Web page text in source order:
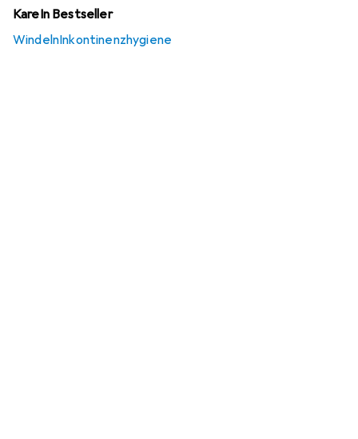
KareIn Bestseller
WindelnInkontinenzhygiene